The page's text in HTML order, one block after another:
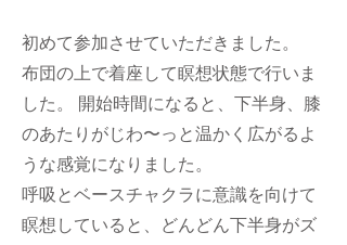
初めて参加させていただきました。
布団の上で着座して瞑想状態で行いま
した。 開始時間になると、下半身、膝
のあたりがじわ〜っと温かく広がるよ
うな感覚になりました。
呼吸とベースチャクラに意識を向けて
瞑想していると、どんどん下半身がズ